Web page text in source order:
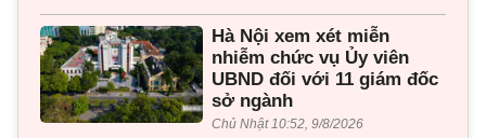
Hà Nội xem xét miễn
nhiễm chức vụ Ủy viên
UBND đối với 11 giám đốc
sở ngành
Chủ Nhật 10:52, 9/8/2026